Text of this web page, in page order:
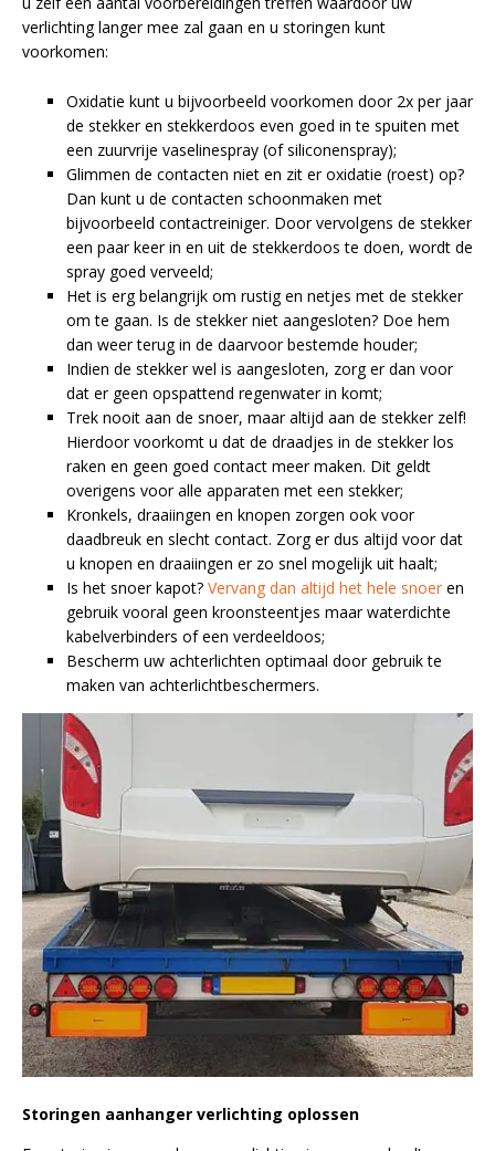
verlichting langer mee zal gaan en u storingen kunt
voorkomen:
Oxidatie kunt u bijvoorbeeld voorkomen door 2x per jaar
de stekker en stekkerdoos even goed in te spuiten met
een zuurvrije vaselinespray (of siliconenspray);
Glimmen de contacten niet en zit er oxidatie (roest) op?
Dan kunt u de contacten schoonmaken met
bijvoorbeeld contactreiniger. Door vervolgens de stekker
een paar keer in en uit de stekkerdoos te doen, wordt de
spray goed verveeld;
Het is erg belangrijk om rustig en netjes met de stekker
om te gaan. Is de stekker niet aangesloten? Doe hem
dan weer terug in de daarvoor bestemde houder;
Indien de stekker wel is aangesloten, zorg er dan voor
dat er geen opspattend regenwater in komt;
Trek nooit aan de snoer, maar altijd aan de stekker zelf!
Hierdoor voorkomt u dat de draadjes in de stekker los
raken en geen goed contact meer maken. Dit geldt
overigens voor alle apparaten met een stekker;
Kronkels, draaiingen en knopen zorgen ook voor
daadbreuk en slecht contact. Zorg er dus altijd voor dat
u knopen en draaiingen er zo snel mogelijk uit haalt;
Is het snoer kapot? Vervang dan altijd het hele snoer en
gebruik vooral geen kroonsteentjes maar waterdichte
kabelverbinders of een verdeeldoos;
Bescherm uw achterlichten optimaal door gebruik te
maken van achterlichtbeschermers.
Storingen aanhanger verlichting oplossen